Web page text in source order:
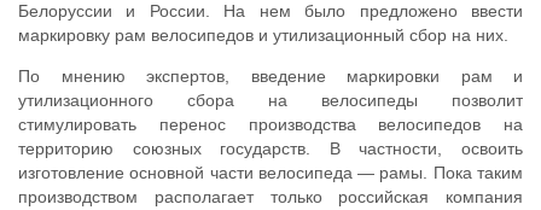
Белоруссии и России. На нем было предложено ввести
маркировку рам велосипедов и утилизационный сбор на них.
По мнению экспертов, введение маркировки рам и
утилизационного сбора на велосипеды позволит
стимулировать перенос производства велосипедов на
территорию союзных государств. В частности, освоить
изготовление основной части велосипеда — рамы. Пока таким
производством располагает только российская компания